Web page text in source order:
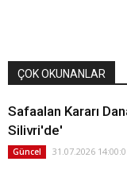
ÇOK OKUNANLAR
Safaalan Kararı
Silivri'de'
Güncel 31.07.2026